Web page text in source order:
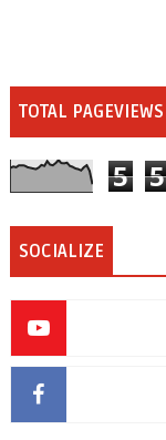
TOTAL PAGEVIEWS
5 5
SOCIALIZE